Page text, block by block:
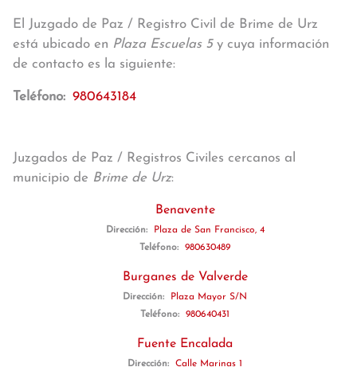
El Juzgado de Paz / Registro Civil de Brime de Urz
está ubicado en Plaza Escuelas 5y cuya información
de contacto es la siguiente:
Teléfono: 980643184
Juzgados de Paz / Registros Civiles cercanos al
municipio de Brime de Urz:
Benavente
Dirección:
Plaza de San Francisco, 4
Teléfono:
980630489
Burganes de Valverde
Dirección:
Plaza Mayor S/N
Teléfono:
980640431
Fuente Encalada
Dirección:
Calle Marinas 1